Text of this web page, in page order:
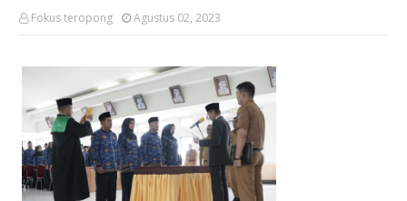
Fokus teropong Agustus 02, 2023